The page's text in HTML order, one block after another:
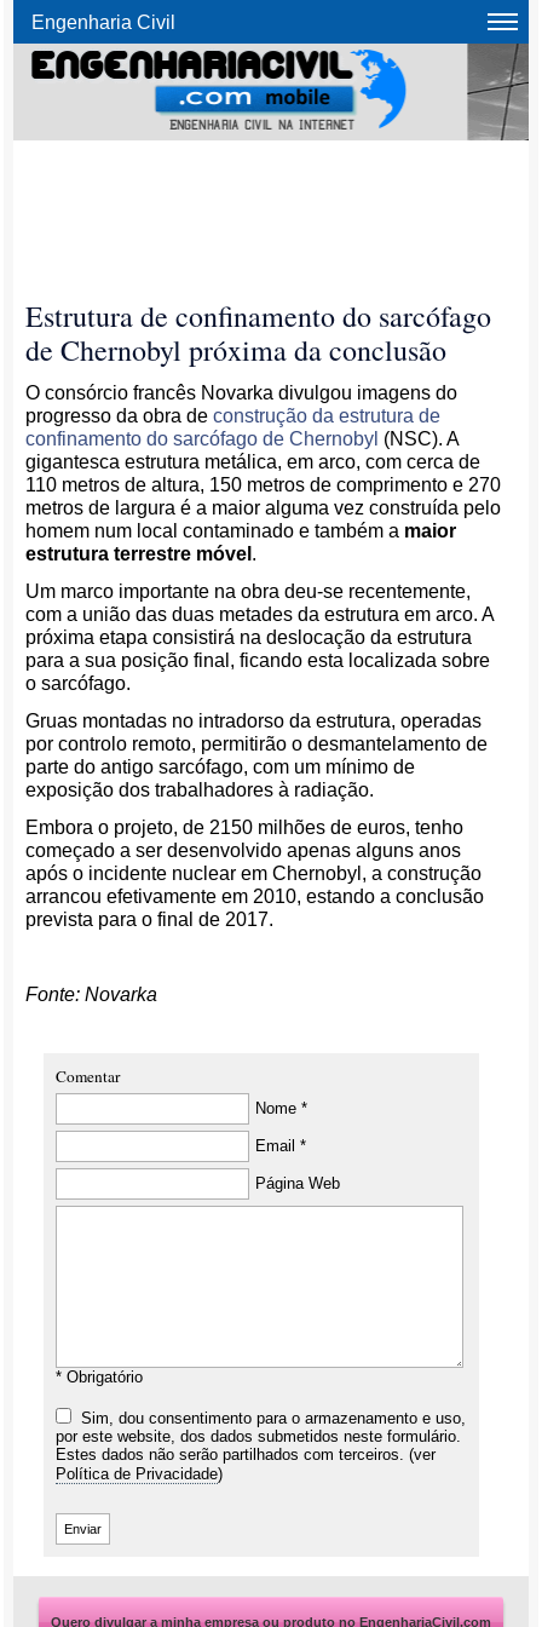
Engenharia Civil
Estrutura de confinamento do sarcófago
de Chernobyl próxima da conclusão
O consórcio francês Novarka divulgou imagens do
progresso da obra deconstrução da estrutura de
confinamento do sarcófago de Chernobyl (NSC). A
gigantesca estrutura metálica, em arco, com cerca de
110 metros de altura, 150 metros de comprimento e 270
metros de largura é a maior alguma vez construída pelo
homem num local contaminado e também a maior
estrutura terrestre móvel .
Um marco importante na obra deu-se recentemente,
com a união das duas metades da estrutura em arco. A
próxima etapa consistirá na deslocação da estrutura
para a sua posição final, ficando esta localizada sobre
o sarcófago.
Gruas montadas no intradorso da estrutura, operadas
por controlo remoto, permitirão o desmantelamento de
parte do antigo sarcófago, com um mínimo de
exposição dos trabalhadores à radiação.
Embora o projeto, de 2150 milhões de euros, tenho
começado a ser desenvolvido apenas alguns anos
após o incidente nuclear em Chernobyl, a construção
arrancou efetivamente em 2010, estando a conclusão
prevista para o final de 2017.
Fonte: Novarka
Comentar
Nome *
Email *
Página Web
* Obrigatório
Sim, dou consentimento para o armazenamento e uso,
por este website, dos dados submetidos neste formulário.
Estes dados não serão partilhados com terceiros. (ver
Política de Privacidade)
Quero divulgar a minha empresa ou produto no EngenhariaCivil.com